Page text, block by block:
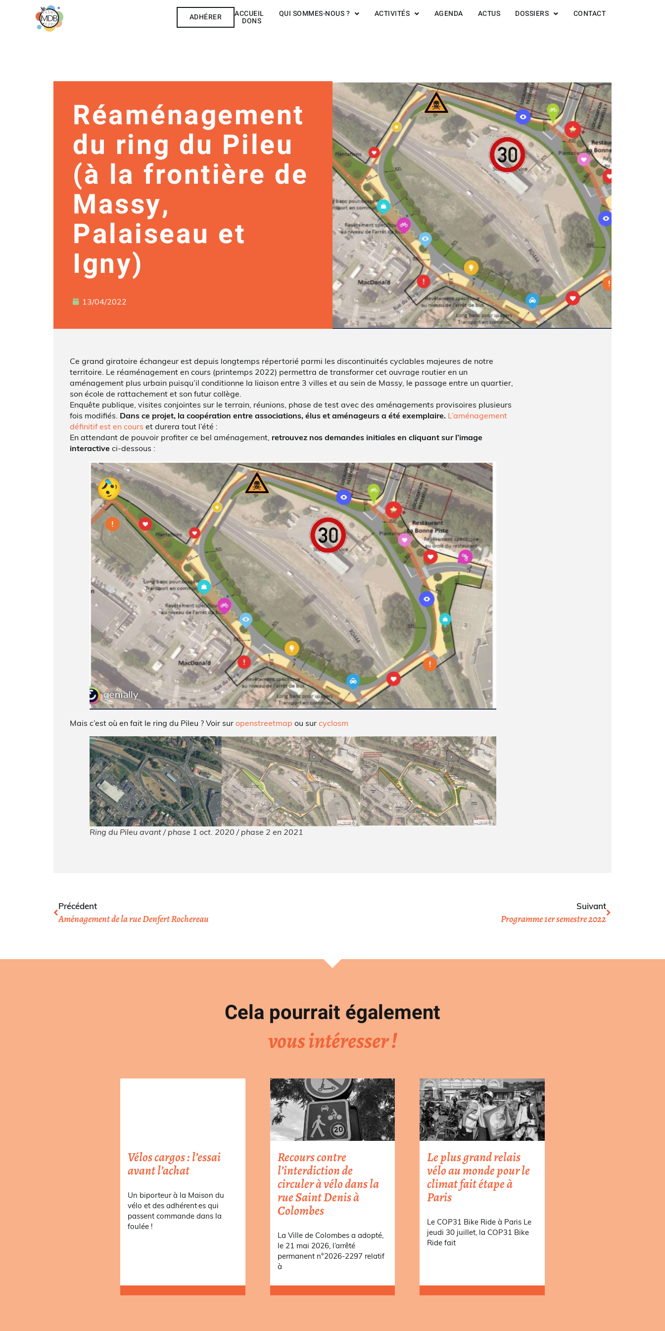
ADHÉRER ACCUEIL QUI SOMMES-NOUS ? ACTIVITÉS AGENDA ACTUS DOSSIERS CONTACT
DONS
Réaménagement
du ring du Pileu
(à la frontière de
Massy,
Palaiseau et
Igny)
13/04/2022
Ce grand giratoire échangeur est depuis longtemps répertorié parmi les discontinuités cyclables majeures de notre
territoire. Le réaménagement en cours (printemps 2022) permettra de transformer cet ouvrage routier en un
aménagement plus urbain puisqu’il conditionne la liaison entre 3 villes et au sein de Massy, le passage entre un quartier,
son école de rattachement et son futur collège.
Enquête publique, visites conjointes sur le terrain, réunions, phase de test avec des aménagements provisoires plusieurs
fois modifiés. Dans ce projet, la coopération entre associations, élus et aménageurs a été exemplaire. L’aménagement
définitif est en courset durera tout l’été :
En attendant de pouvoir profiter ce bel aménagement, retrouvez nos demandes initiales en cliquant sur l’image
interactive ci-dessous :
Mais c’est où en fait le ring du Pileu ? Voir suropenstreetmap ou surcyclosm
Ring du Pileu avant / phase 1 oct. 2020 / phase 2 en 2021
Précédent
Aménagement de la rue Denfert Rochereau
Suivant
Programme 1er semestre 2022
Cela pourrait également
vous intéresser !
Vélos cargos : l’essai
avant l’achat
Un biporteur à la Maison du
vélo et des adhérent·es qui
passent commande dans la
foulée !
Recours contre
l’interdiction de
circuler à vélo dans la
rue Saint Denis à
Colombes
La Ville de Colombes a adopté,
le 21 mai 2026, l’arrêté
permanent n°2026-2297 relatif
à
Le plus grand relais
vélo au monde pour le
climat fait étape à
Paris
Le COP31 Bike Ride à Paris Le
jeudi 30 juillet, la COP31 Bike
Ride fait